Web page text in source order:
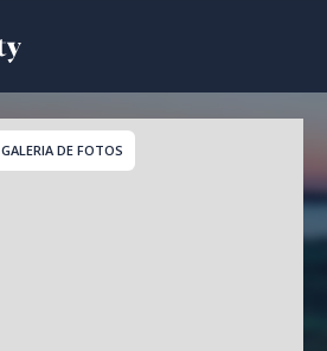
-
GALERIA DE FOTOS